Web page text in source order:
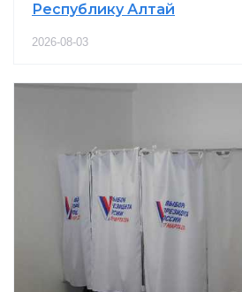
Республику Алтай
2026-08-03